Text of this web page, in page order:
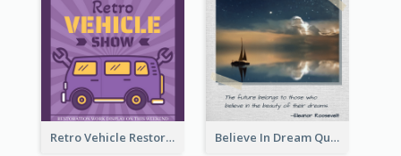
Retro Vehicle Restoration Instagram Post Believe In Dream Quote Instagram Post